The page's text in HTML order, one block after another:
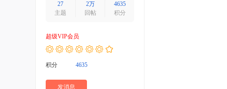
27
主题
2万
回帖
4635
积分
超级VIP会员
积分 4635
发消息